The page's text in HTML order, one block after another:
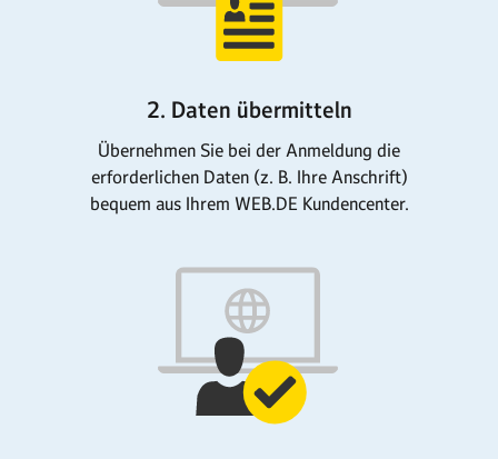
2. Daten übermitteln
Übernehmen Sie bei der Anmeldung die
erforder­lichen Daten (z. B. Ihre Anschrift)
bequem aus Ihrem WEB.DE Kundencenter.